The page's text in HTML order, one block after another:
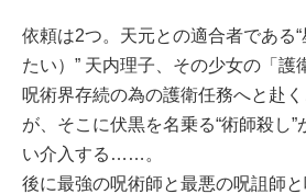
依頼は2つ。天元との適合者である
たい）” 天内理子、その少女の「護
呪術界存続の為の護衛任務へと赴
が、そこに伏黒を名乗る“術師殺し”
い介入する……。
後に最強の呪術師と最悪の呪詛師